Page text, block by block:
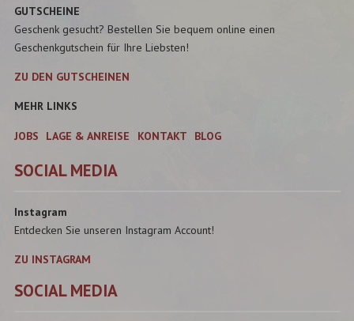
GUTSCHEINE
Geschenk gesucht? Bestellen Sie bequem online einen
Geschenkgutschein für Ihre Liebsten!
ZU DEN GUTSCHEINEN
MEHR LINKS
JOBS LAGE & ANREISE KONTAKT BLOG
SOCIAL MEDIA
Instagram
Entdecken Sie unseren Instagram Account!
ZU INSTAGRAM
SOCIAL MEDIA